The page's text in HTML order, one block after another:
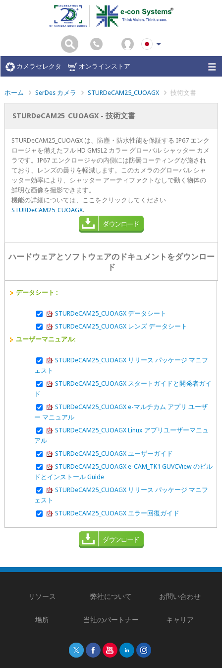
カメラセレクタ オンラインストア
ホーム SerDes カメラ STURDeCAM25_CUOAGX 技術文書
STURDeCAM25_CUOAGX - 技術文書
STURDeCAM25_CUOAGX は、防塵・防水性能を保証する IP67 エンク
ロージャを備えたフル HD GMSL2 カラー グローバル シャッター カメ
ラです。IP67 エンクロージャの内側には防曇コーティングが施され
ており、レンズの曇りを軽減します。このカメラのグローバル シャ
ッター効率により、シャッター アーティファクトなしで動く物体の
鮮明な画像を撮影できます。
機能の詳細については、ここをクリックしてください
STURDeCAM25_CUOAGX.
ハードウェアとソフトウェアのドキュメントをダウンロー
ド
データシート :
STURDeCAM25_CUOAGX データシート
STURDeCAM25_CUOAGX レンズ データシート
ユーザーマニュアル:
STURDeCAM25_CUOAGX リリース パッケージ マニフ
ェスト
STURDeCAM25_CUOAGX スタートガイドと開発者ガイ
ド
STURDeCAM25_CUOAGX e-マルチカム アプリ ユーザ
ー マニュアル
STURDeCAM25_CUOAGX Linux アプリユーザーマニュ
アル
STURDeCAM25_CUOAGX ユーザーガイド
STURDeCAM25_CUOAGX e-CAM_TK1 GUVCView のビル
ドとインストール Guide
STURDeCAM25_CUOAGX リリース パッケージ マニフ
ェスト
STURDeCAM25_CUOAGX エラー回復ガイド
リソース 弊社について お問い合わせ
場所 当社のパートナー キャリア